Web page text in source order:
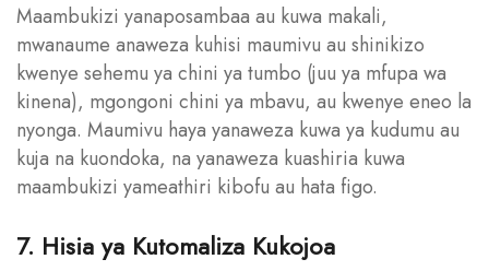
Maambukizi yanaposambaa au kuwa makali,
mwanaume anaweza kuhisi maumivu au shinikizo
kwenye sehemu ya chini ya tumbo (juu ya mfupa wa
kinena), mgongoni chini ya mbavu, au kwenye eneo la
nyonga. Maumivu haya yanaweza kuwa ya kudumu au
kuja na kuondoka, na yanaweza kuashiria kuwa
maambukizi yameathiri kibofu au hata figo.
7. Hisia ya Kutomaliza Kukojoa